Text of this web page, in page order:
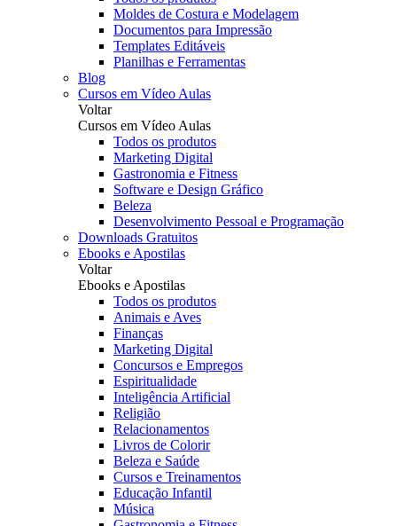
Moldes de Costura e Modelagem
Documentos para Impressão
Templates Editáveis
Planilhas e Ferramentas
Blog
Cursos em Vídeo Aulas
Voltar
Cursos em Vídeo Aulas
Todos os produtos
Marketing Digital
Gastronomia e Fitness
Software e Design Gráfico
Beleza
Desenvolvimento Pessoal e Programação
Downloads Gratuitos
Ebooks e Apostilas
Voltar
Ebooks e Apostilas
Todos os produtos
Animais e Aves
Finanças
Marketing Digital
Concursos e Empregos
Espiritualidade
Inteligência Artificial
Religião
Relacionamentos
Livros de Colorir
Beleza e Saúde
Cursos e Treinamentos
Educação Infantil
Música